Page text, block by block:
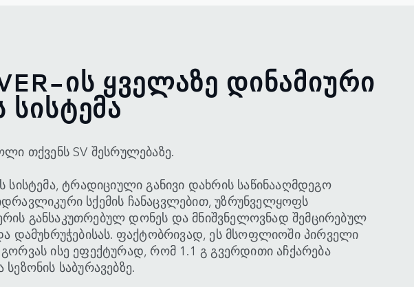
ᲘᲡ ᲧᲕᲔᲚᲐᲖᲔ ᲓᲘᲜᲐᲛᲘᲣᲠᲘ
ᲡᲘᲡᲢᲔᲛᲐ
თქვენს SV შესრულებაზე.
სისტემა, ტრადიციული განივი დახრის საწინააღმდეგო
სქემის ჩანაცვლებით, უზრუნველყოფს
განსაკუთრებულ დონეს და მნიშვნელოვნად შემცირებულ
დამუხრუჭებისას. ფაქტობრივად, ეს მსოფლიოში პირველი
ისე ეფექტურად, რომ 1.1 გ გვერდითი აჩქარება
საბურავებზე.